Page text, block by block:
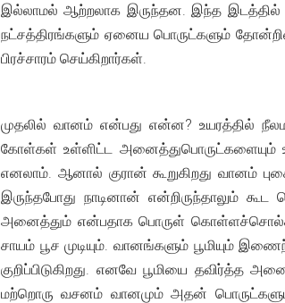
இல்லாமல் ஆற்றலாக இருந்தன. இந்த இடத்தில்
நட்சத்திரங்களும் ஏனைய பொருட்களும்
பிரச்சாரம் செய்கிறார்கள்.
முதலில் வானம் என்பது என்ன? உயரத்தில்
கோள்கள் உள்ளிட்ட அனைத்துபொருட்களையும்
எனலாம். ஆனால் குரான் கூறுகிறது வானம்
இருந்தபோது நாடினான் என்றிருந்தாலும்
அனைத்தும் என்பதாக பொருள்
சாயம் பூச முடியும். வானங்களும் பூமியும்
குறிப்பிடுகிறது. எனவே பூமியை
மற்றொரு வசனம் வானமும் அதன்